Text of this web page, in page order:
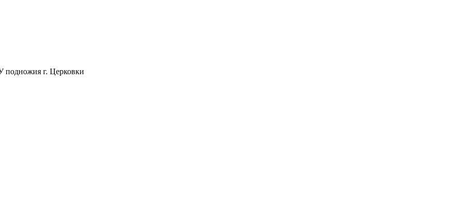
подножия г. Церковки